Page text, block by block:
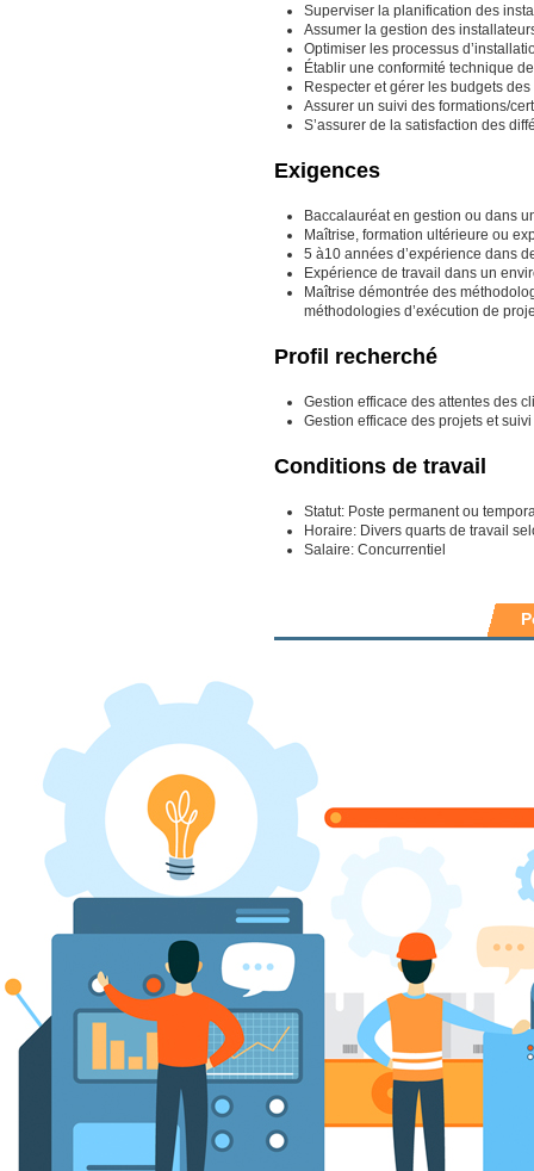
Superviser la planification des
Assumer la gestion des
Optimiser les processus
Établir une conformité technique
Respecter et gérer les budgets
Assurer un suivi des formations/
S’assurer de la satisfaction des
Exigences
Baccalauréat en gestion ou dans
Maîtrise, formation ultérieure ou
5 à10 années d’expérience dans
Expérience de travail dans un
Maîtrise démontrée des
méthodologies d’exécution de
Profil recherché
Gestion efficace des attentes des
Gestion efficace des projets et
Conditions de travail
Statut: Poste permanent ou
Horaire: Divers quarts de travail
Salaire: Concurrentiel